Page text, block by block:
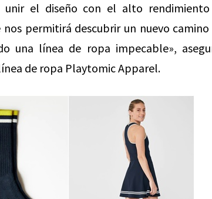
unir el diseño con el alto
permitirá descubrir un nuevo
una línea de ropa impecable»,
de ropa Playtomic Apparel.